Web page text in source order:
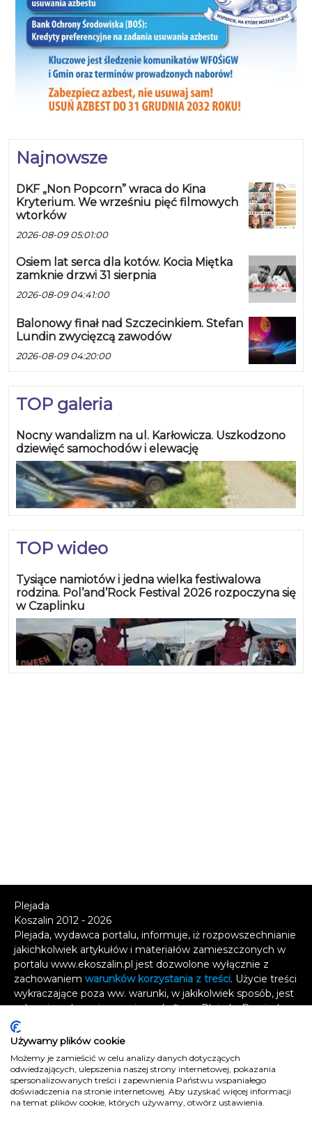
Najnowsze
DKF „Non Popcorn” wraca do Kina
Kryterium. We wrześniu pięć filmowych
wtorków
2026-08-09 05:01:00
Osiem lat serca dla kotów. Kocia Miętka
zamknie drzwi 31 sierpnia
2026-08-09 04:41:00
Balonowy finał nad Szczecinkiem. Stefan
Lundin zwycięzcą zawodów
2026-08-09 04:20:00
TOP galeria
Nocny wandalizm na ul. Karłowicza. Uszkodzono
dziewięć samochodów i elewację
TOP wideo
Tysiące namiotów i jedna wielka festiwalowa
rodzina. Pol’and’Rock Festival 2026 rozpoczyna się
w Czaplinku
Plejada
Koszalin 2012 - 2026
Plejada, wydawca portalu, informuje, iż rozpowszechnianie
jakichkolwiek artykułów i materiałów zamieszczonych w
portalu www.ekoszalin.pl jest dozwolone wyłącznie z
zachowaniem warunków korzystania z treści. Użycie treści
wykraczające poza ww. warunki, w jakikolwiek sposób, jest
zabronione bez pisemnej zgody firmy Plejada. Dowiedz
się, w jaki sposób możesz uzyskać
wykorzystanie treści.
Naruszenie tych zasad jest łamaniem prawa i grozi
odpowiedzialnością karną.
Wszelkie prawa zastrzeżone.
Używamy plików cookie
Możemy je zamieścić w celu analizy danych dotyczących
odwiedzających, ulepszenia naszej strony internetowej, pokazania
spersonalizowanych treści i zapewnienia Państwu wspaniałego
doświadczenia na stronie internetowej. Aby uzyskać więcej informacji
na temat plików cookie, których używamy, otwórz ustawienia.